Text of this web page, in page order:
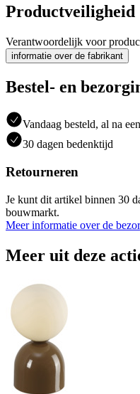
Productveiligheid
Verantwoordelijk voor
informatie over de fabrikant
Bestel- en
Vandaag besteld, al na
30 dagen bedenktijd
Retourneren
Je kunt dit artikel binnen 30
bouwmarkt.
Meer informatie over de
Meer uit deze